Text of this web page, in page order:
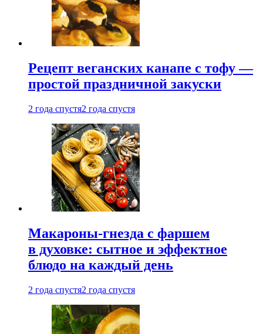
Рецепт веганских канапе с тофу —
простой праздничной закуски
2 года спустя2 года спустя
Макароны-гнезда с фаршем
в духовке: сытное и эффектное
блюдо на каждый день
2 года спустя2 года спустя